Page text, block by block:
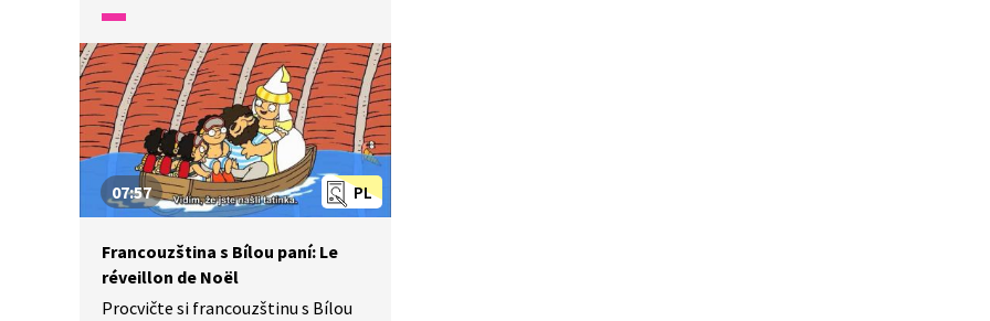
dozvíte se, jak se dostanou z břicha
velryby a jestli tatínek stihne přijet
na Vánoce domů.
PL
07:57
Francouzština s Bílou paní: Le
réveillon de Noël
Procvičte si francouzštinu s Bílou